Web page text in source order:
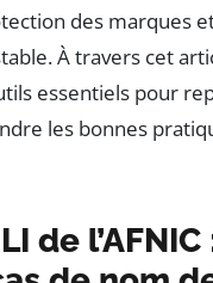
des marques
À travers cet
essentiels pour
les bonnes
de l’AFNIC